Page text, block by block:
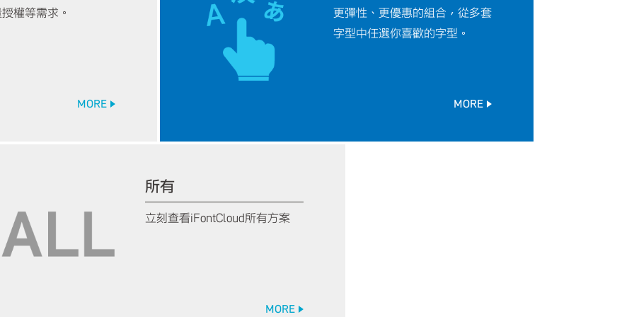
權等需求。
MORE
更彈性、更優惠的組合，從多套
字型中任選你喜歡的字型。
MORE
所有
立刻查看iFontCloud所有方案
MORE